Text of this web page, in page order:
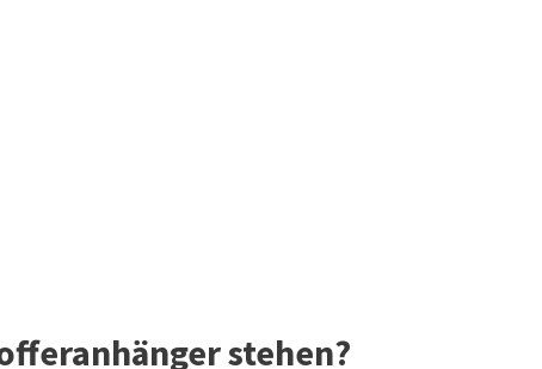
stehen?